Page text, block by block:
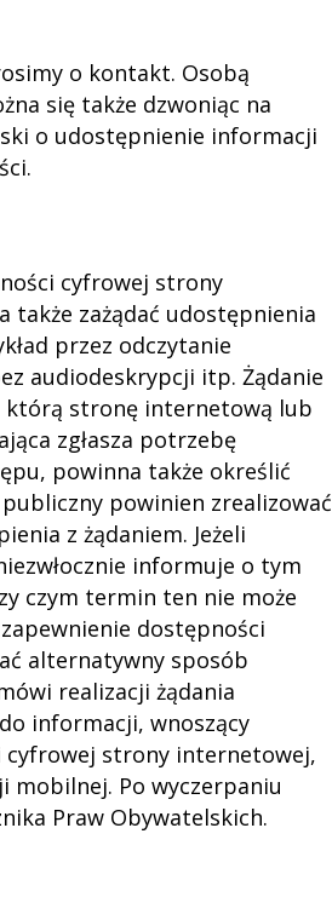
o kontakt. Osobą
się także dzwoniąc na
o udostępnienie informacji
cyfrowej strony
zażądać udostępnienia
przez odczytanie
audiodeskrypcji itp. Żądanie
którą stronę internetową lub
zgłasza potrzebę
powinna także określić
powinien zrealizować
z żądaniem. Jeżeli
informuje o tym
czym termin ten nie może
dostępności
alternatywny sposób
realizacji żądania
informacji, wnoszący
cyfrowej strony internetowej,
Po wyczerpaniu
Praw Obywatelskich.